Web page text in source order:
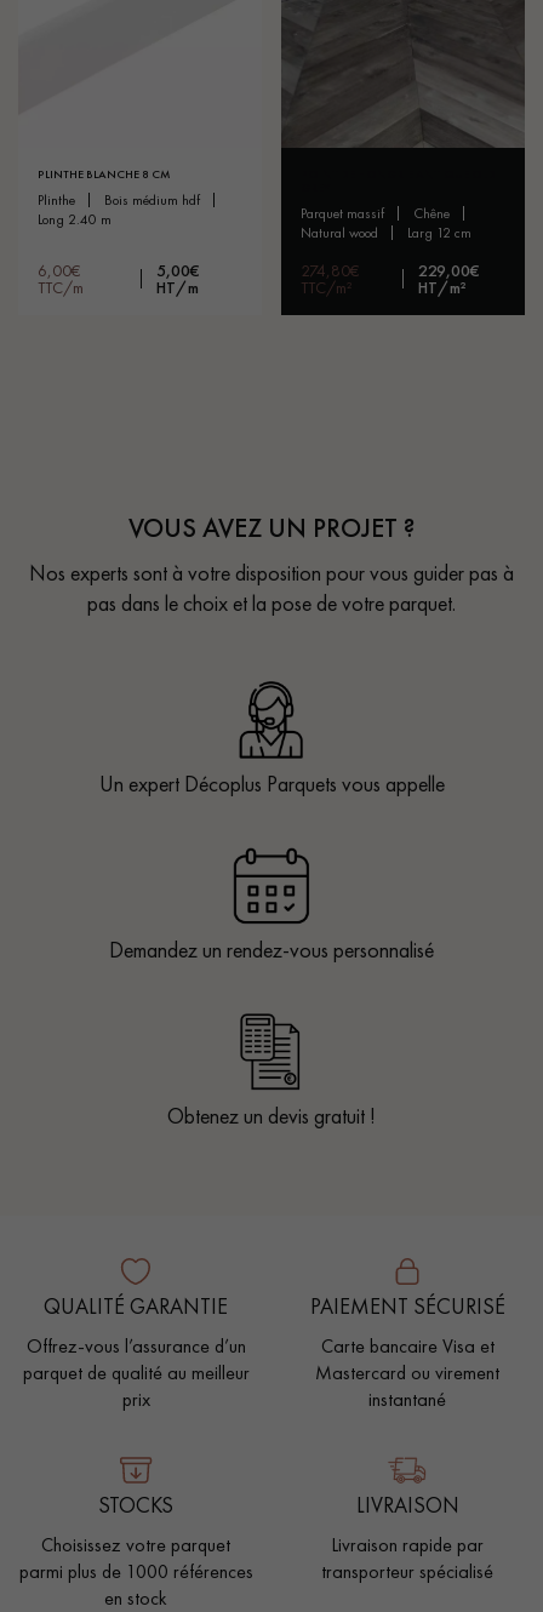
PLINTHE BLANCHE 8 CM
plinthe
bois médium hdf
long 2.40 m
6,00€
TTC/m
5,00€
HT/m
parquet massif
chêne
natural wood
larg 12 cm
274,80€
TTC/m²
229,00€
HT/m²
VOUS AVEZ UN PROJET ?
Nos experts sont à votre disposition pour vous guider pas à
pas dans le choix et la pose de votre parquet.
Un expert Décoplus Parquets vous appelle
Demandez un rendez-vous personnalisé
Obtenez un devis gratuit !
QUALITÉ GARANTIE
Offrez-vous l’assurance d’un
parquet de qualité au meilleur
prix
PAIEMENT SÉCURISÉ
Carte bancaire Visa et
Mastercard ou virement
instantané
STOCKS
Choisissez votre parquet
parmi plus de 1000 références
en stock
LIVRAISON
Livraison rapide par
transporteur spécialisé